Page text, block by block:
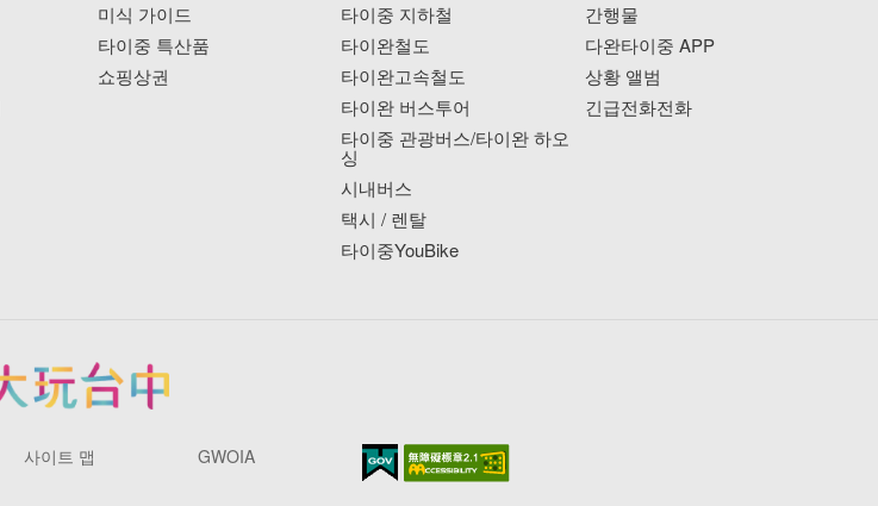
미식 가이드
타이중 특산품
쇼핑상권
타이중 지하철
타이완철도
타이완고속철도
타이완 버스투어
타이중 관광버스/타이완 하오
싱
시내버스
택시 / 렌탈
타이중YouBike
간행물
다완타이중 APP
상황 앨범
긴급전화전화
사이트 맵 GWOIA